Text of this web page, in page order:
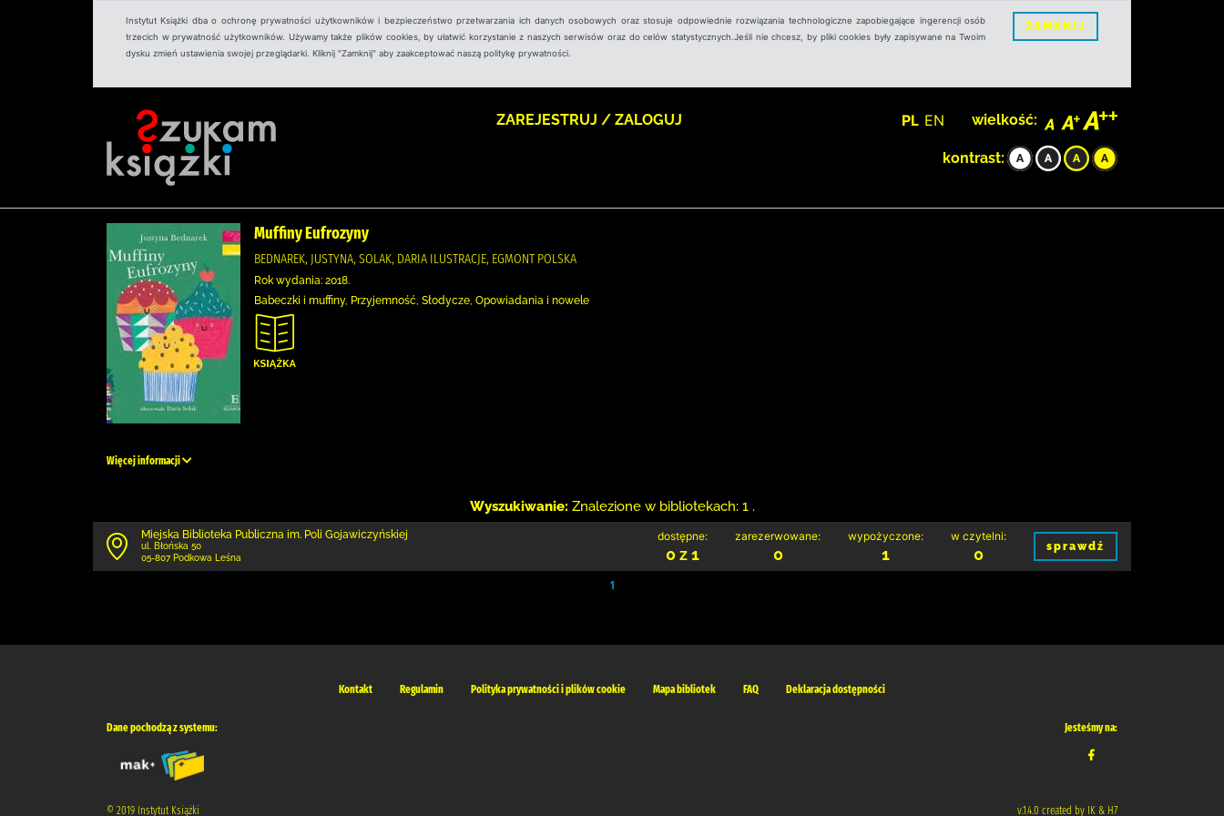
Instytut Książki dba o ochronę prywatności użytkowników i bezpieczeństwo przetwarzania ich danych osobowych oraz stosuje odpowiednie rozwiązania technologiczne zapobiegające ingerencji osób
trzecich w prywatność użytkowników. Używamy także plików cookies, by ułatwić korzystanie z naszych serwisów oraz do celów statystycznych.Jeśli nie chcesz, by pliki cookies były zapisywane na Twoim
dysku zmień ustawienia swojej przeglądarki. Kliknij "Zamknij" aby zaakceptować naszą politykę prywatności.
ZAMKNIJ
ZAREJESTRUJ / ZALOGUJ PL EN wielkość:
kontrast:
Muffiny Eufrozyny
BEDNAREK, JUSTYNA, SOLAK, DARIA ILUSTRACJE, EGMONT POLSKA
Rok wydania: 2018.
Babeczki i muffiny, Przyjemność, Słodycze, Opowiadania i nowele
Więcej informacji
Wyszukiwanie: Znalezione w bibliotekach: 1 .
Miejska Biblioteka Publiczna im. Poli Gojawiczyńskiej
ul. Błońska 50
05-807 Podkowa Leśna
dostępne:
0 z 1
zarezerwowane:
0
wypożyczone:
1
w czytelni:
0 sprawdź
1
Kontakt Regulamin Polityka prywatności i plików cookie Mapa bibliotek FAQ Deklaracja dostępności
Dane pochodzą z systemu: Jesteśmy na:
© 2019 Instytut Książki v.1.4.0 created by IK & H7